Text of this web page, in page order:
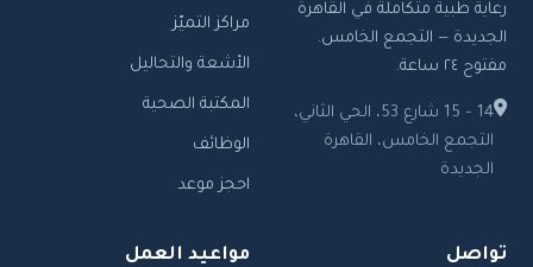
رعاية طبية متكاملة في القاهرة
الجديدة — التجمع الخامس.
مفتوح ٢٤ ساعة.
14 – 15 شارع 53، الحي الثاني،
التجمع الخامس، القاهرة
الجديدة
مراكز التميّز
الأشعة والتحاليل
المكتبة الصحية
الوظائف
احجز موعد
تواصل مواعيد العمل